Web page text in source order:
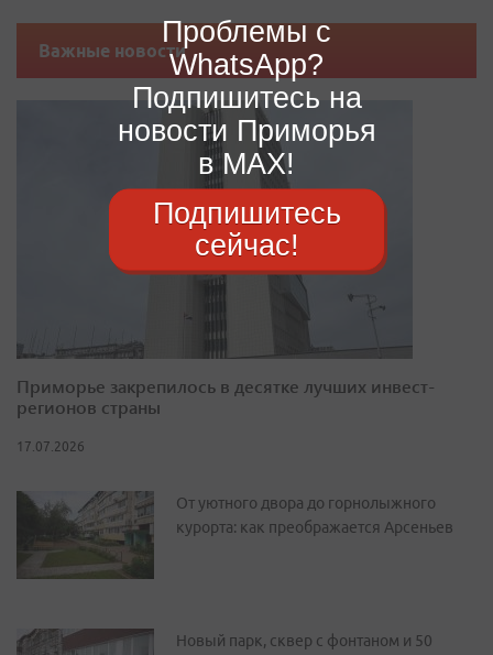
Важные новости
Приморье закрепилось в десятке лучших инвест-
регионов страны
17.07.2026
От уютного двора до горнолыжного
курорта: как преображается Арсеньев
Новый парк, сквер с фонтаном и 50
Проблемы с
WhatsApp?
Подпишитесь на
новости Приморья
в MAX!
Подпишитесь
сейчас!